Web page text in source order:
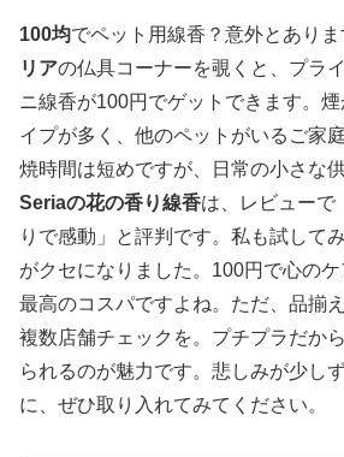
100均でペット用線香？意外とありま
リアの仏具コーナーを覗くと、プラ
ニ線香が100円でゲットできます。
イプが多く、他のペットがいるご家
焼時間は短めですが、日常の小さな
Seriaの花の香り線香は、レビューで
りで感動」と評判です。私も試して
がクセになりました。100円で心のケ
最高のコスパですよね。ただ、品揃
複数店舗チェックを。プチプラだか
られるのが魅力です。悲しみが少し
に、ぜひ取り入れてみてください。